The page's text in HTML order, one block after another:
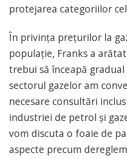
protejarea categoriilor
În privinţa preţurilor la
populaţie, Franks a
trebui să înceapă gradual
sectorul gazelor am
necesare consultări
industriei de petrol şi
vom discuta o foaie de
aspecte precum